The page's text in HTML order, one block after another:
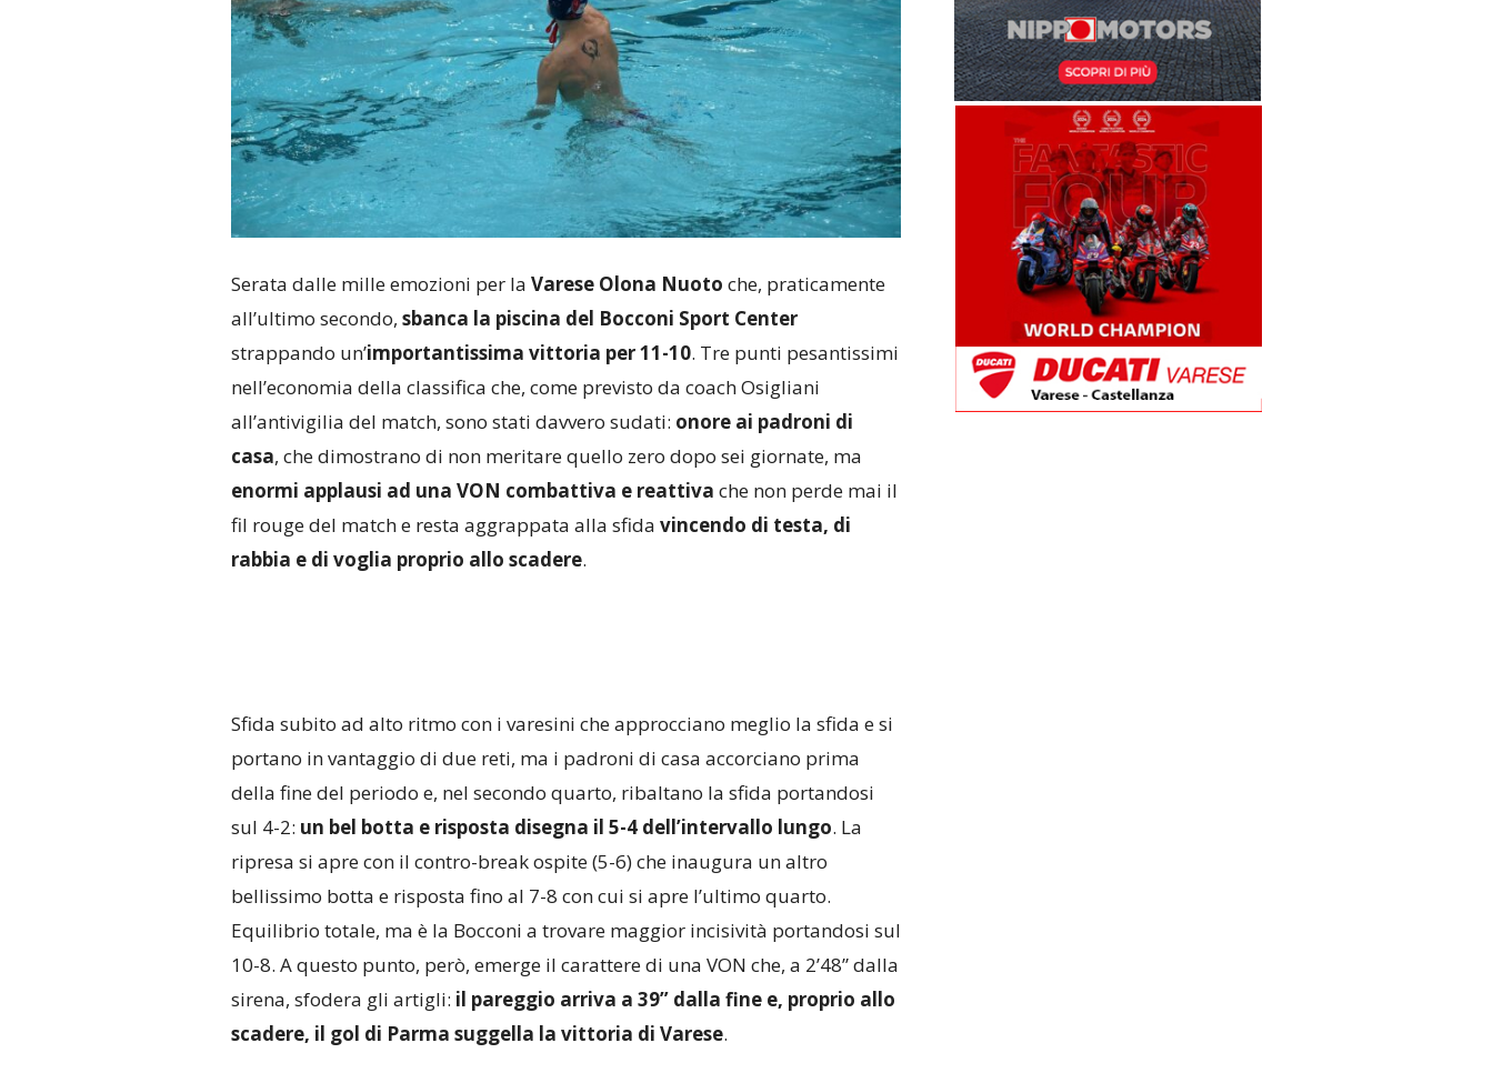
Serata dalle mille emozioni per la Varese Olona Nuoto che, praticamente
all’ultimo secondo, sbanca la piscina del Bocconi Sport Center
strappando un’importantissima vittoria per 11-10. Tre punti pesantissimi
nell’economia della classifica che, come previsto da coach Osigliani
all’antivigilia del match, sono stati davvero sudati: onore ai padroni di
casa, che dimostrano di non meritare quello zero dopo sei giornate, ma
enormi applausi ad una VON combattiva e reattiva che non perde mai il
fil rouge del match e resta aggrappata alla sfida vincendo di testa, di
rabbia e di voglia proprio allo scadere.
Sfida subito ad alto ritmo con i varesini che approcciano meglio la sfida e si
portano in vantaggio di due reti, ma i padroni di casa accorciano prima
della fine del periodo e, nel secondo quarto, ribaltano la sfida portandosi
sul 4-2: un bel botta e risposta disegna il 5-4 dell’intervallo lungo. La
ripresa si apre con il contro-break ospite (5-6) che inaugura un altro
bellissimo botta e risposta fino al 7-8 con cui si apre l’ultimo quarto.
Equilibrio totale, ma è la Bocconi a trovare maggior incisività portandosi sul
10-8. A questo punto, però, emerge il carattere di una VON che, a 2’48” dalla
sirena, sfodera gli artigli: il pareggio arriva a 39” dalla fine e, proprio allo
scadere, il gol di Parma suggella la vittoria di Varese.